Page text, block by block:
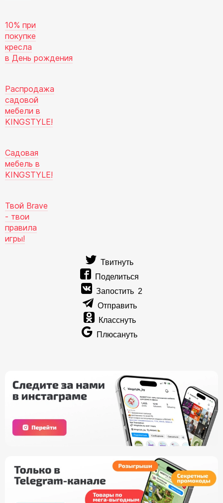
10% при
покупке
кресла
в День рождения
Распродажа
садовой
мебели в
KINGSTYLE!
Садовая
мебель в
KINGSTYLE!
Твой Brave
- твои
правила
игры!
Твитнуть
Поделиться
Запостить 2
Отправить
Класснуть
Плюсануть